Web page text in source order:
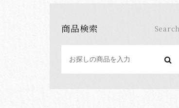
商品検索 Search